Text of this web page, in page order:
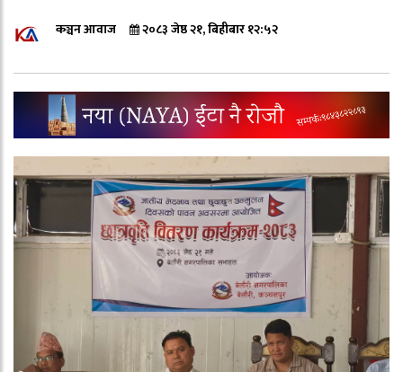
कञ्चन आवाज २०८३ जेष्ठ २१, बिहीबार १२:५२